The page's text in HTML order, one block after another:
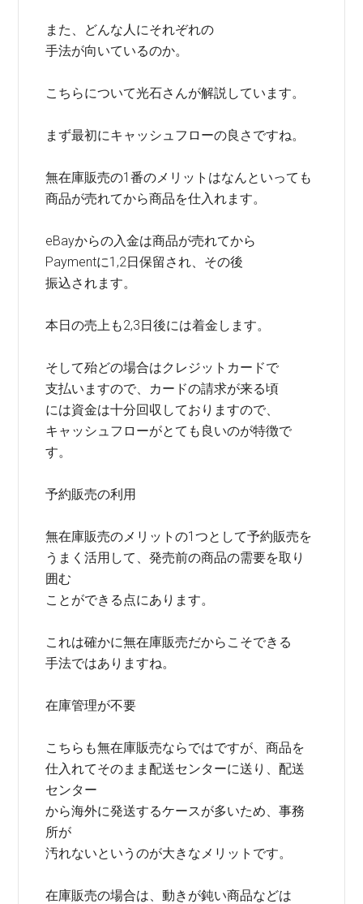
また、どんな人にそれぞれの
手法が向いているのか。
こちらについて光石さんが解説しています。
まず最初にキャッシュフローの良さですね。
無在庫販売の1番のメリットはなんといっても
商品が売れてから商品を仕入れます。
eBayからの入金は商品が売れてから
Paymentに1,2日保留され、その後
振込されます。
本日の売上も2,3日後には着金します。
そして殆どの場合はクレジットカードで
支払いますので、カードの請求が来る頃
には資金は十分回収しておりますので、
キャッシュフローがとても良いのが特徴で
す。
予約販売の利用
無在庫販売のメリットの1つとして予約販売を
うまく活用して、発売前の商品の需要を取り
囲む
ことができる点にあります。
これは確かに無在庫販売だからこそできる
手法ではありますね。
在庫管理が不要
こちらも無在庫販売ならではですが、商品を
仕入れてそのまま配送センターに送り、配送
センター
から海外に発送するケースが多いため、事務
所が
汚れないというのが大きなメリットです。
在庫販売の場合は、動きが鈍い商品などは